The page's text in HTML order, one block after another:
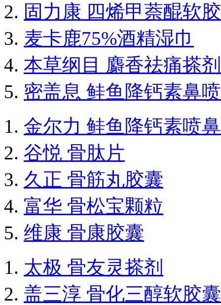
固力康 四烯甲萘醌软
麦卡鹿75%酒精湿巾
本草纲目 麝香祛痛搽剂
密盖息 鲑鱼降钙素鼻
金尔力 鲑鱼降钙素喷
谷悦 骨肽片
久正 骨筋丸胶囊
富华 骨松宝颗粒
维康 骨康胶囊
太极 骨友灵搽剂
盖三淳 骨化三醇软胶囊